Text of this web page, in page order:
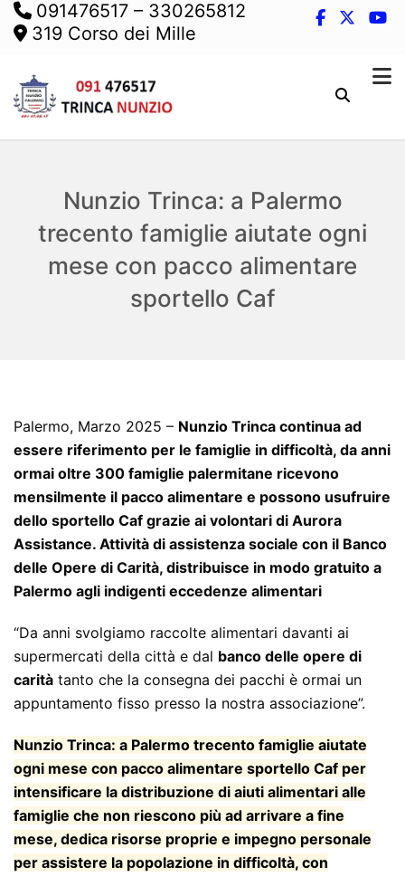
091476517 – 330265812
319 Corso dei Mille
Nunzio Trinca: a Palermo
trecento famiglie aiutate ogni
mese con pacco alimentare
sportello Caf
Palermo, Marzo 2025 – Nunzio Trinca continua ad
essere riferimento per le famiglie in difficoltà, da anni
ormai oltre 300 famiglie palermitane ricevono
mensilmente il pacco alimentare e possono usufruire
dello sportello Caf grazie ai volontari di Aurora
Assistance. Attività di assistenza sociale con il Banco
delle Opere di Carità, distribuisce in modo gratuito a
Palermo agli indigenti eccedenze alimentari
“Da anni svolgiamo raccolte alimentari davanti ai
supermercati della città e dal banco delle opere di
carità tanto che la consegna dei pacchi è ormai un
appuntamento fisso presso la nostra associazione”.
Nunzio Trinca: a Palermo trecento famiglie aiutate
ogni mese con pacco alimentare sportello Caf per
intensificare la distribuzione di aiuti alimentari alle
famiglie che non riescono più ad arrivare a fine
mese, dedica risorse proprie e impegno personale
per assistere la popolazione in difficoltà, con